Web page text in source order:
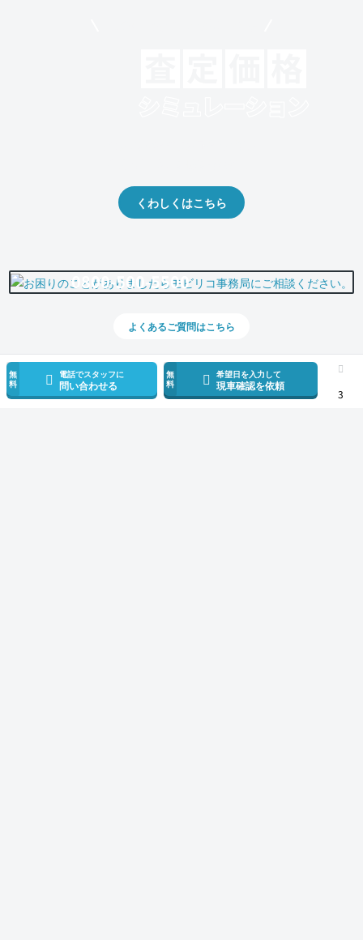
無
料
電話でスタッフに
問い合わせる
無
料
希望日を入力して
現車確認を依頼
3
くわしくはこちら
0800-500-5500
よくあるご質問はこちら